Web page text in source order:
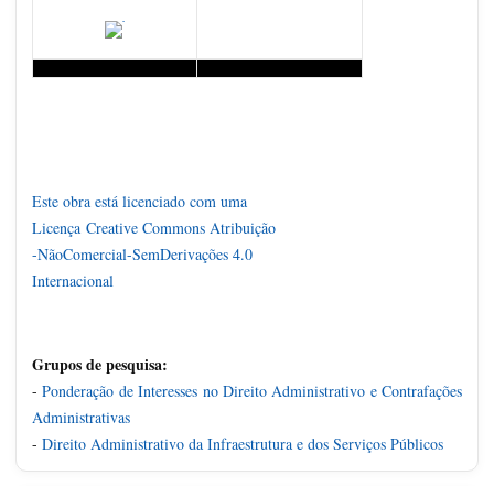
Este obra está licenciado com uma
Licença Creative Commons Atribuição
-NãoComercial-SemDerivações 4.0
Internacional
Grupos de pesquisa:
-Ponderação de Interesses no Direito Administrativo e Contrafações
Administrativas
- Direito Administrativo da Infraestrutura e dos Serviços Públicos